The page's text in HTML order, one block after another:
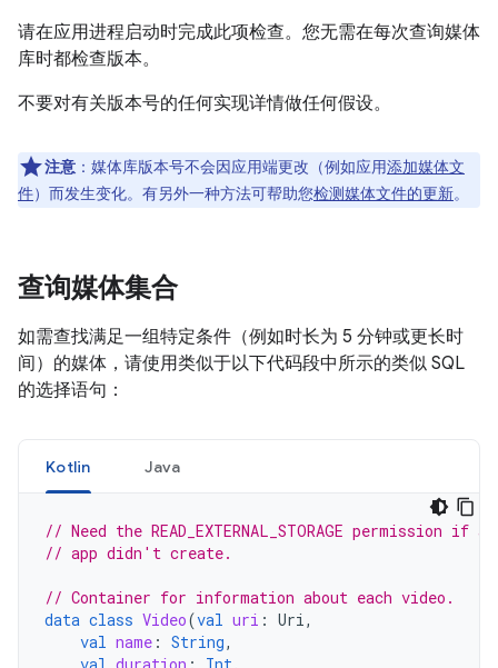
请在应用进程启动时完成此项检查。您无需在每次查询媒体
库时都检查版本。
不要对有关版本号的任何实现详情做任何假设。
注意 ：媒体库版本号不会因应用端更改（例如应用添加媒体文
件）而发生变化。有另外一种方法可帮助您检测媒体文件的更新。
查询媒体集合
如需查找满足一组特定条件（例如时长为 5 分钟或更长时
间）的媒体，请使用类似于以下代码段中所示的类似 SQL
的选择语句：
Kotlin Java
// Need the READ_EXTERNAL_STORAGE
// app didn't create.
// Container for information about each video.
data class Video(val uri : Uri,
val name : String,